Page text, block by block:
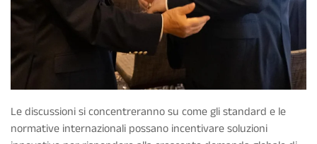
Le discussioni si concentreranno su come gli standard e le
normative internazionali possano incentivare soluzioni